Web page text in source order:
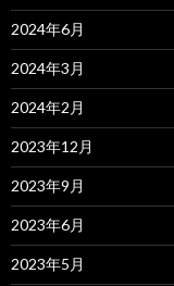
2024年6月
2024年3月
2024年2月
2023年12月
2023年9月
2023年6月
2023年5月